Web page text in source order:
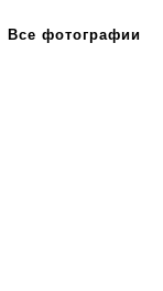
Все фотографии